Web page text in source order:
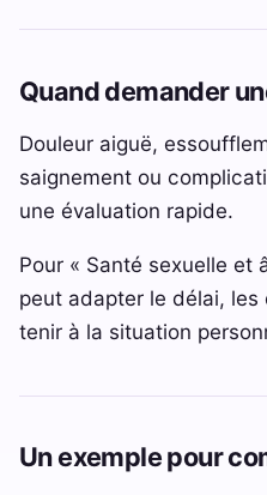
Quand demander
Douleur aiguë,
saignement ou
une évaluation rapide.
Pour « Santé sexuelle et
peut adapter le délai,
tenir à la situation
Un exemple pour